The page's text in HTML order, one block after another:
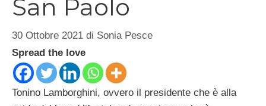
San Paolo
30 Ottobre 2021 di Sonia Pesce
Spread the love
Tonino Lamborghini, ovvero il presidente che è alla